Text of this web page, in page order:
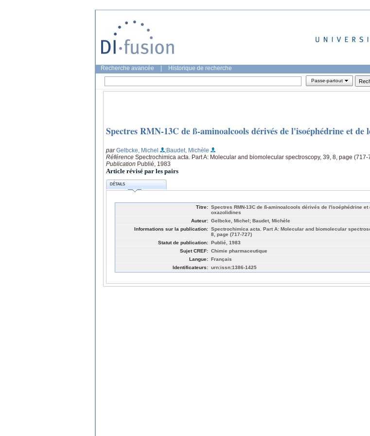
Recherche avancée Historique de recherche
Passe-partout
Spectres RMN-13C de ß-aminoalcools dérivés de l'isoéphédrine et de
parGelbcke, Michel
;Baudet, Michèle
Référence Spectrochimica acta. Part A: Molecular and biomolecular spectroscopy, 39, 8, page (717-
Publication Publié, 1983
Article révisé par les pairs
DÉTAILS
Titre: Spectres RMN-13C de ß-aminoalcools dérivés de l'isoéphédrine et
oxazolidines
Auteur: Gelbcke, Michel; Baudet, Michèle
Informations sur la publication: Spectrochimica acta. Part A: Molecular and biomolecular
8, page (717-727)
Statut de publication: Publié, 1983
Sujet CREF: Chimie pharmaceutique
Langue: Français
Identificateurs: urn:issn:1386-1425